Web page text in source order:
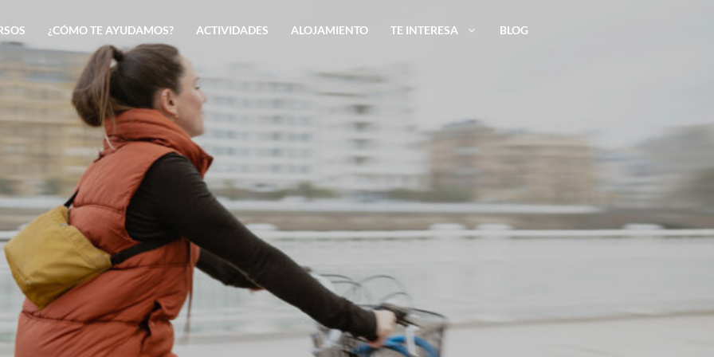
¿CÓMO TE AYUDAMOS? ACTIVIDADES ALOJAMIENTO TE INTERESA
BLOG